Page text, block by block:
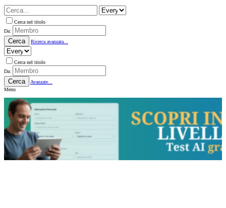
Cerca nel titolo
Da:
Cerca Ricerca avanzata...
Cerca nel titolo
Da:
Cerca
Avanzate...
Menu